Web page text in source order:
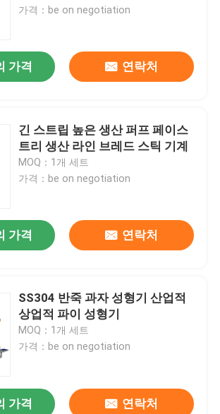
가격：be on negotiation
가격 연락처
긴 스트립 높은 생산 퍼프 페이스
트리 생산 라인 브레드 스틱 기계
MOQ：1개 세트
가격：be on negotiation
가격 연락처
SS304 반죽 과자 성형기 산업적
상업적 파이 성형기
MOQ：1개 세트
가격：be on negotiation
가격 연락처